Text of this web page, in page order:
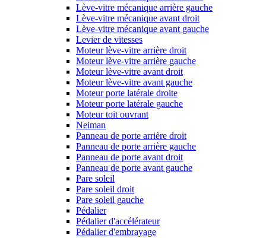
Lève-vitre mécanique arrière gauche
Lève-vitre mécanique avant droit
Lève-vitre mécanique avant gauche
Levier de vitesses
Moteur lève-vitre arrière droit
Moteur lève-vitre arrière gauche
Moteur lève-vitre avant droit
Moteur lève-vitre avant gauche
Moteur porte latérale droite
Moteur porte latérale gauche
Moteur toit ouvrant
Neiman
Panneau de porte arrière droit
Panneau de porte arrière gauche
Panneau de porte avant droit
Panneau de porte avant gauche
Pare soleil
Pare soleil droit
Pare soleil gauche
Pédalier
Pédalier d'accélérateur
Pédalier d'embrayage